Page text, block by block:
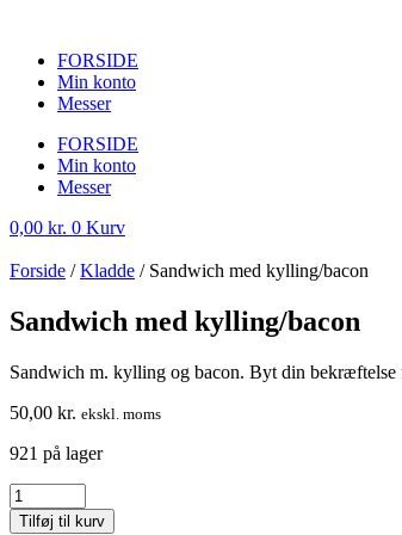
FORSIDE
Min konto
Messer
FORSIDE
Min konto
Messer
0,00 kr. 0 Kurv
Forside /Kladde / Sandwich med kylling/bacon
Sandwich med kylling/bacon
Sandwich m. kylling og bacon. Byt din bekræftelse
50,00 kr. ekskl. moms
921 på lager
Sandwich
med
Tilføj til kurv